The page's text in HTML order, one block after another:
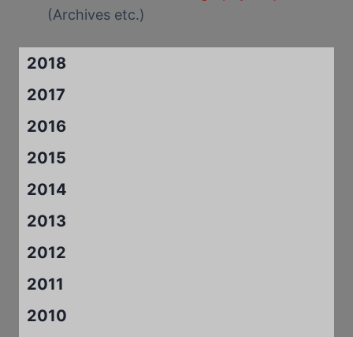
(Archives etc.)
2018
2017
2016
2015
2014
2013
2012
2011
2010